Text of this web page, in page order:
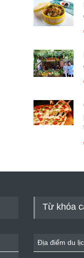
Từ khóa
Địa điểm du